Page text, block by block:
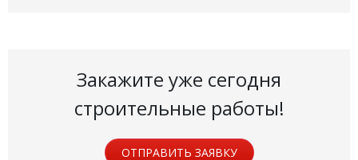
Закажите уже сегодня
строительные работы!
ОТПРАВИТЬ ЗАЯВКУ